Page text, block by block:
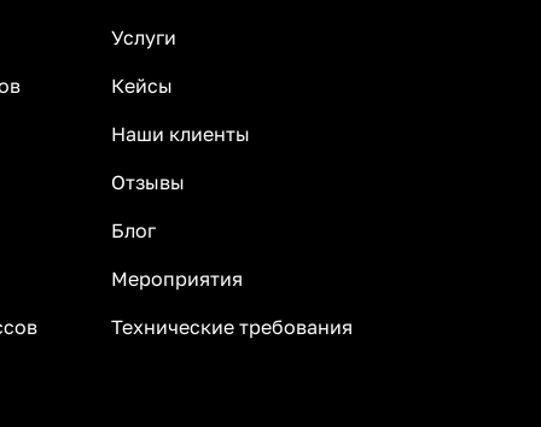
Услуги
Кейсы
Наши клиенты
Отзывы
Блог
Мероприятия
Технические требования